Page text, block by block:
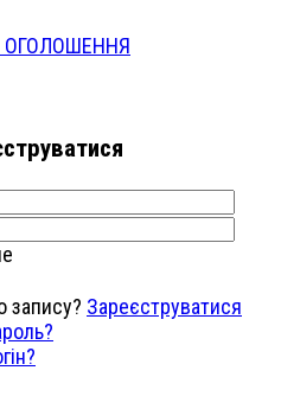
ОГОЛОШЕННЯ
запису? Зареєструватися